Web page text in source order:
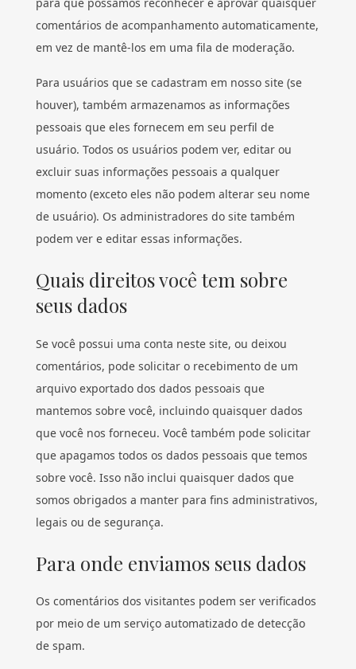
comentários de acompanhamento automaticamente,
em vez de mantê-los em uma fila de moderação.
Para usuários que se cadastram em nosso site (se
houver), também armazenamos as informações
pessoais que eles fornecem em seu perfil de
usuário. Todos os usuários podem ver, editar ou
excluir suas informações pessoais a qualquer
momento (exceto eles não podem alterar seu nome
de usuário). Os administradores do site também
podem ver e editar essas informações.
Quais direitos você tem sobre
seus dados
Se você possui uma conta neste site, ou deixou
comentários, pode solicitar o recebimento de um
arquivo exportado dos dados pessoais que
mantemos sobre você, incluindo quaisquer dados
que você nos forneceu. Você também pode solicitar
que apagamos todos os dados pessoais que temos
sobre você. Isso não inclui quaisquer dados que
somos obrigados a manter para fins administrativos,
legais ou de segurança.
Para onde enviamos seus dados
Os comentários dos visitantes podem ser verificados
por meio de um serviço automatizado de detecção
de spam.